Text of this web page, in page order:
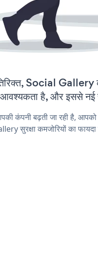
Social Gallery
है, और इससे नई
कंपनी बढ़ती जा रही है, आपको
सुरक्षा कमजोरियों का